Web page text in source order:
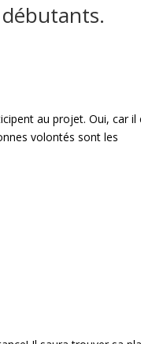
au projet. Oui, car il
volontés sont les